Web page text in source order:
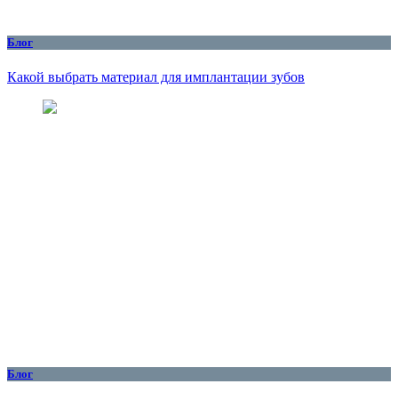
Блог
Какой выбрать материал для имплантации зубов
Блог